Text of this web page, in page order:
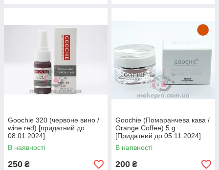
Goochie 320 (червоне вино /
wine red) [придатний до
08.01.2024]
В наявності
250 ₴
Goochie (Помаранчева кава /
Orange Coffee) 5 g
[Придатний до 05.11.2024]
В наявності
200 ₴